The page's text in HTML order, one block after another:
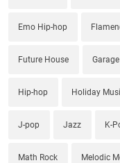
Emo Hip-hop
Future House
Hip-hop Holiday
J-pop Jazz K-
Math Rock Melodic